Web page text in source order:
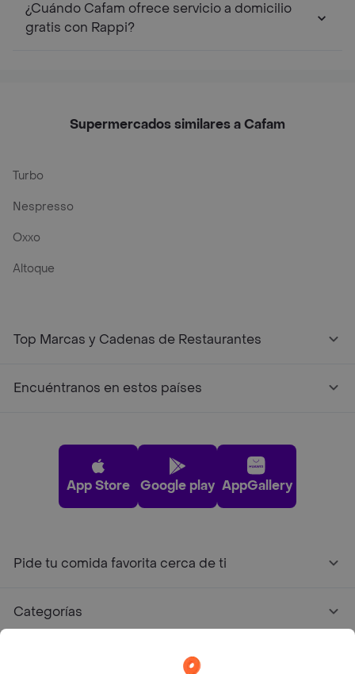
¿Cuándo Cafam ofrece servicio a domicilio
gratis con Rappi?
Supermercados similares a Cafam
Turbo
Nespresso
Oxxo
Altoque
Top Marcas y Cadenas de Restaurantes
Encuéntranos en estos países
App Store Google play AppGallery
Pide tu comida favorita cerca de ti
Categorías